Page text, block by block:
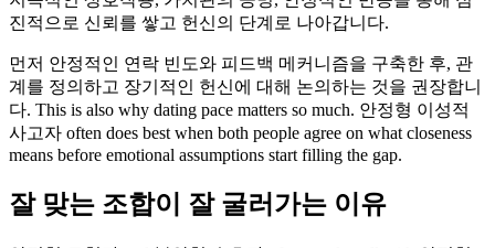
진적으로 신뢰를 쌓고 헌신의 단계로 나아갑니다.
먼저 안정적인 연락 빈도와 피드백 메커니즘을 구축한 후, 관
계를 정의하고 장기적인 헌신에 대해 논의하는 것을 권장합니
다. This is also why dating pace matters so much. 안정형 이성적
사고자 often does best when both people agree on what closeness
means before emotional assumptions start filling the gap.
잘 맞는 조합이 잘 굴러가는 이유